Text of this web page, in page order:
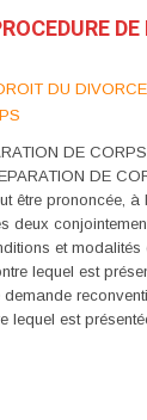
DU
DE
DE
être prononcée, à
deux
et
lequel est
lequel est